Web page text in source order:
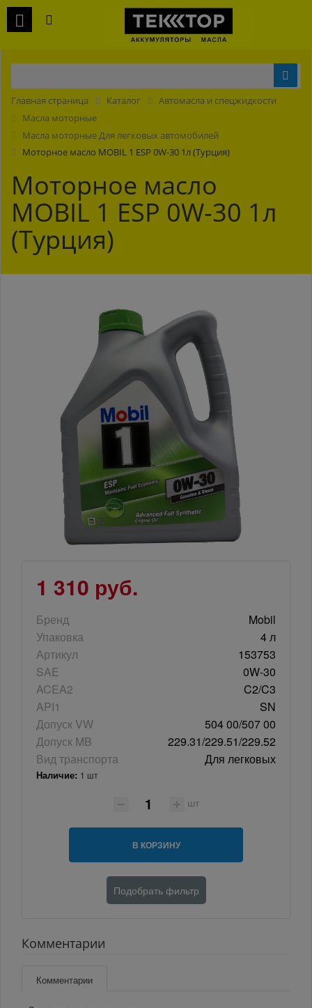
Главная страница Каталог
Автомасла и спецжидкости
Масла моторные
Масла моторные Для легковых автомобилей
Моторное масло MOBIL 1 ESP 0W-30 1л (Турция)
Моторное масло
MOBIL 1 ESP 0W-30 1л
(Турция)
1 310 руб.
Бренд
Mobil
Упаковка
4 л
Артикул
153753
SAE
0W-30
ACEA2
C2/C3
API1
SN
Допуск VW
504 00/507 00
Допуск MB
229.31/229.51/229.52
Вид транспорта
Для легковых
Наличие: 1 шт
шт
В КОРЗИНУ
Подобрать фильтр
Комментарии
Комментарии